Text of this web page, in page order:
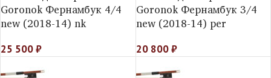
Goronok Фернамбук 4/4
new (2018-14) nk
25 500₽
Goronok Фернамбук 3/4
new (2018-14) per
20 800₽